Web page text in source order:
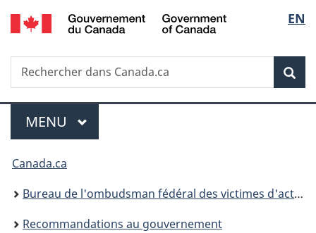
Passer
au
principal
Passer
à
Au
du
Passer
à
version
simplifiée
de
la
EN
Recherche
Rechercher
dans
Menu
MENU PRINCIPAL
Vous
êtes
ici :
Canada.ca
Bureau de l'ombudsman fédéral des victimes d'actes criminels
Recommandations au gouvernement